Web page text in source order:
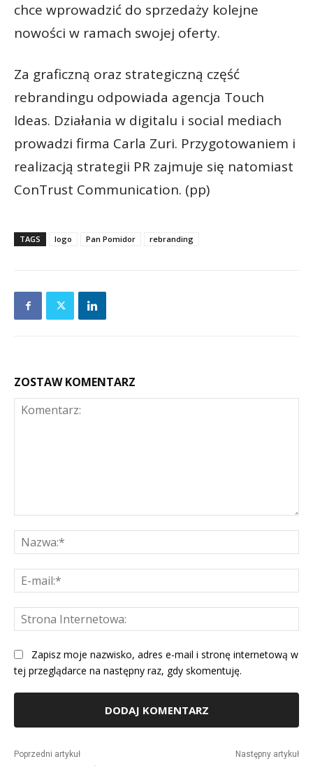
chce wprowadzić do sprzedaży kolejne
nowości w ramach swojej oferty.
Za graficzną oraz strategiczną część
rebrandingu odpowiada agencja Touch
Ideas. Działania w digitalu i social mediach
prowadzi firma Carla Zuri. Przygotowaniem i
realizacją strategii PR zajmuje się natomiast
ConTrust Communication. (pp)
TAGS logo Pan Pomidor rebranding
ZOSTAW KOMENTARZ
Zapisz moje nazwisko, adres e-mail i stronę internetową w
tej przeglądarce na następny raz, gdy skomentuję.
Poprzedni artykuł Następny artykuł